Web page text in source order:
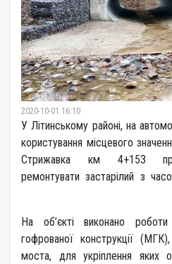
2020-10-01 16:10
У Літинському районі, на
користування місцевого
Стрижавка км 4+153
ремонтувати
На об’єкті виконано
гофрованої конструкції
моста, для укріплення яких